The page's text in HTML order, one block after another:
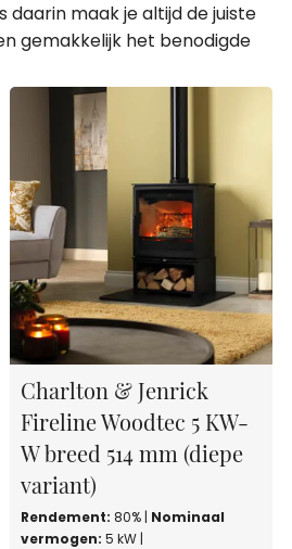
daarin maak je altijd de juiste
gemakkelijk het benodigde
Charlton & Jenrick
Fireline Woodtec 5 KW-
W breed 514 mm (diepe
variant)
Rendement: 80% | Nominaal
vermogen: 5 kW |